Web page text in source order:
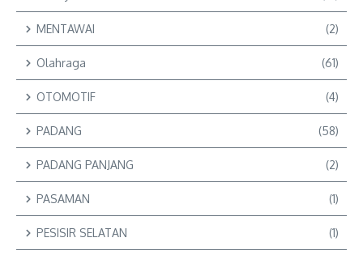
MENTAWAI (2)
Olahraga (61)
OTOMOTIF (4)
PADANG (58)
PADANG PANJANG (2)
PASAMAN (1)
PESISIR SELATAN (1)